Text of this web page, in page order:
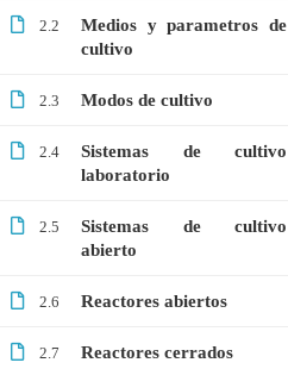
2.2
Medios y parametros de
cultivo
2.3 Modos de cultivo
2.4
Sistemas de cultivo
laboratorio
2.5
Sistemas de cultivo
abierto
2.6 Reactores abiertos
2.7 Reactores cerrados